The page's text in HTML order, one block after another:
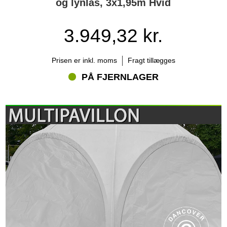
Hold samtidig øje med vejrudsigten. Partyteltet bør ikke anvendes i
ikke er beregnet til.
Hvad bør du overveje før køb?
Partytelt Multipavillon® er især interessant, hvis du ønsker en
eventløsning, hvor både design og fleksibilitet spiller en væsentlig
hvor stort et areal du har brug for
om du vil kunne udvide senere
hvilke typer arrangementer teltet skal bruges til
om opstillingen skal være åben eller lukket
hvilke modulkombinationer der passer til dine behov
transport og opbevaring
indretning og belysning
professionel brug eller udlejning
Flextents.coms eksperter kan hjælpe dig med at sammenligne
moduler, opstillinger og tilbehør, så du kan sammensætte et
partytelt Multipavillon®, der passer til både arrangementet og den
og lynlås, 3x1,95m Hvid
3.949,32 kr.
Prisen er inkl. moms Fragt tillægges
PÅ FJERNLAGER